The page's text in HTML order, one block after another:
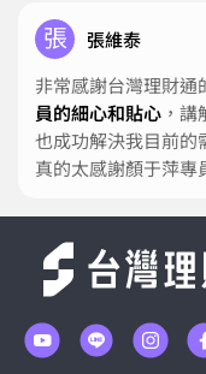
張
張維泰
非常感謝台灣理財
員的細心和貼心 ，
也成功解決我目前的
真的太感謝顏于萍專